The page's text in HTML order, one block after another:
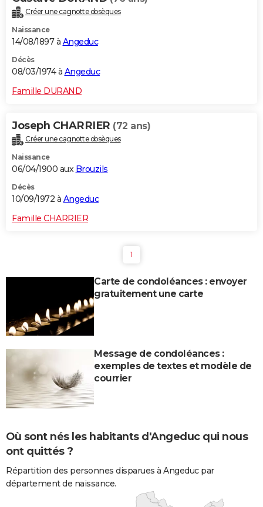
Créer une cagnotte obsèques
Naissance
14/08/1897 à Angeduc
Décès
08/03/1974 à Angeduc
Famille DURAND
Joseph CHARRIER (72 ans)
Créer une cagnotte obsèques
Naissance
06/04/1900 aux Brouzils
Décès
10/09/1972 à Angeduc
Famille CHARRIER
1
Carte de condoléances : envoyer
gratuitement une carte
Message de condoléances :
exemples de textes et modèle de
courrier
Où sont nés les habitants d'Angeduc qui nous
ont quittés ?
Répartition des personnes disparues à Angeduc par
département de naissance.